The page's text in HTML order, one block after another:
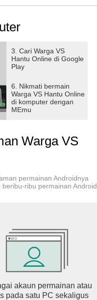
Vampir dan masih
topi, baju, celana, dan
3. Cari Warga VS
Hantu Online di Google
Play
6. Nikmati bermain
Warga VS Hantu Online
di komputer dengan
MEmu
Warga VS
permainan Androidnya
ribu permainan Android
akaun permainan atau
pada satu PC sekaligus